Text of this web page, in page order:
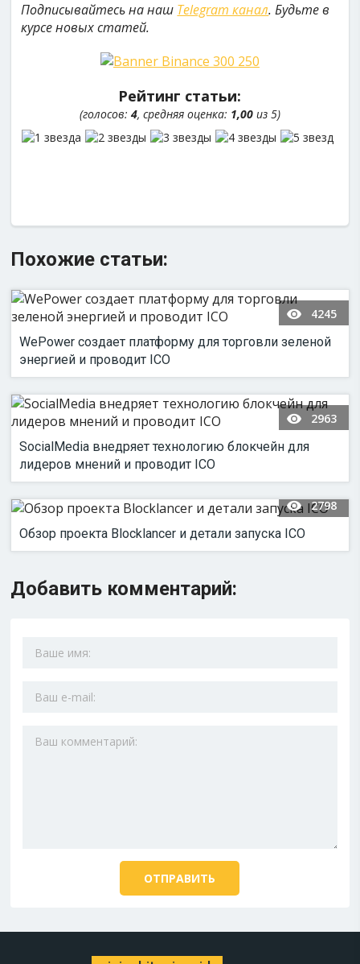
Подписывайтесь на наш Telegram канал. Будьте в
курсе новых статей.
Рейтинг статьи:
(голосов: 4, средняя оценка: 1,00из 5)
Похожие статьи:
4245
WePower создает платформу для торговли зеленой
энергией и проводит ICO
2963
SocialMedia внедряет технологию блокчейн для
лидеров мнений и проводит ICO
2798
Обзор проекта Blocklancer и детали запуска ICO
Добавить комментарий: